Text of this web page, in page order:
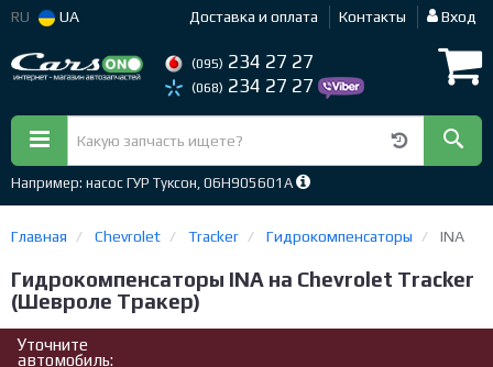
RU UA Доставка и оплата Контакты Вход
(095) 234 27 27
(068) 234 27 27
Например: насос ГУР Туксон, 06H905601A
Главная Chevrolet Tracker Гидрокомпенсаторы INA
Гидрокомпенсаторы INA на Chevrolet Tracker
(Шевроле Тракер)
Уточните
автомобиль: